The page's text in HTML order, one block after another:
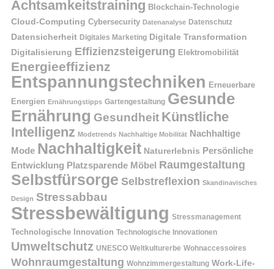
Achtsamkeitstraining Blockchain-Technologie
Cloud-Computing Cybersecurity Datenanalyse Datenschutz
Datensicherheit Digitales Marketing Digitale Transformation
Digitalisierung Effizienzsteigerung Elektromobilität
Energieeffizienz
Entspannungstechniken Erneuerbare
Energien Ernährungstipps Gartengestaltung Gesunde
Ernährung Gesundheit Künstliche
Intelligenz Modetrends Nachhaltige Mobilität Nachhaltige
Mode Nachhaltigkeit Naturerlebnis Persönliche
Entwicklung Platzsparende Möbel Raumgestaltung
Selbstfürsorge Selbstreflexion Skandinavisches
Design Stressabbau
Stressbewältigung Stressmanagement
Technologische Innovation Technologische Innovationen
Umweltschutz UNESCO Weltkulturerbe Wohnaccessoires
Wohnraumgestaltung Wohnzimmergestaltung Work-Life-